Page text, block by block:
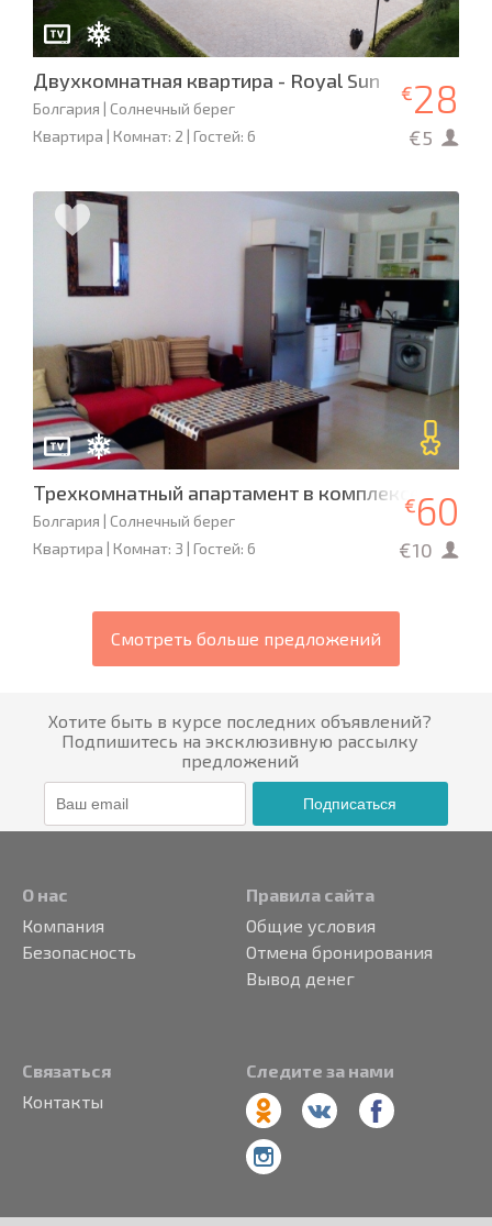
Двухкомнатная квартира - Royal Sun
Болгария | Солнечный берег
Квартира | Комнат: 2 | Гостей: 6
€28
€5
Трехкомнатный апартамент в комплексе
Болгария | Солнечный берег
Квартира | Комнат: 3 | Гостей: 6
€60
€10
Смотреть больше предложений
Хотите быть в курсе последних объявлений?
Подпишитесь на эксклюзивную рассылку
предложений
Подписаться
О нас
Компания
Безопасность
Правила сайта
Общие условия
Отмена бронирования
Вывод денег
Связаться
Контакты
Следите за нами